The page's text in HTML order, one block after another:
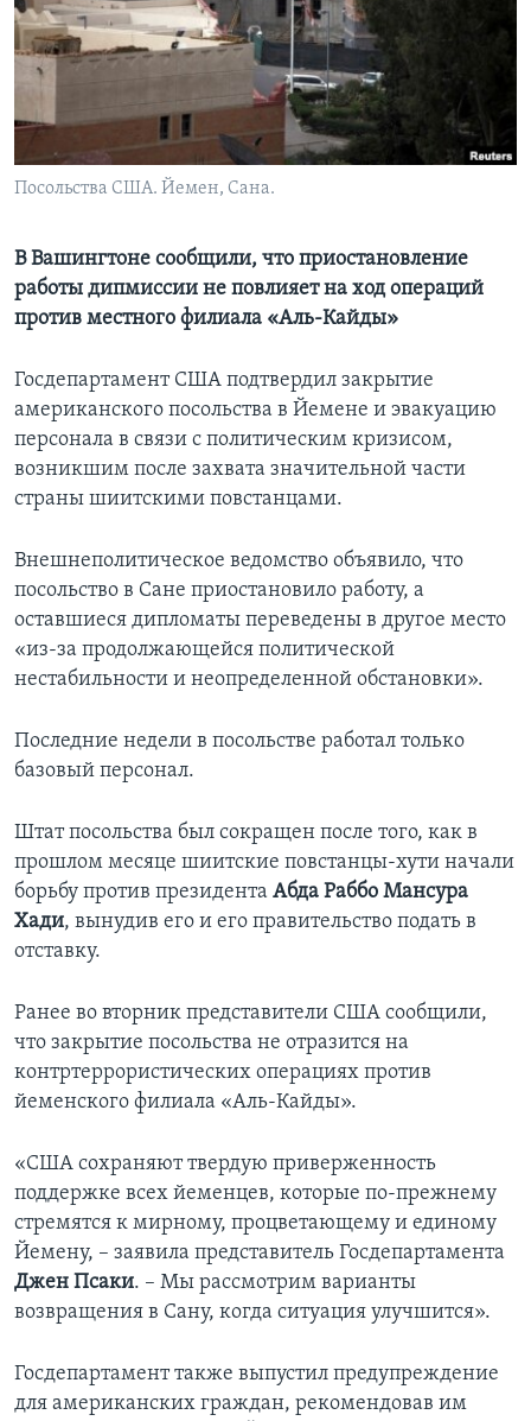
Learning English
СОЦИАЛЬНЫЕ СЕТИ
Посольства США. Йемен, Сана.
В Вашингтоне сообщили, что приостановление
работы дипмиссии не повлияет на ход операций
против местного филиала «Аль-Кайды»
Госдепартамент США подтвердил закрытие
американского посольства в Йемене и эвакуацию
персонала в связи с политическим кризисом,
возникшим после захвата значительной части
страны шиитскими повстанцами.
Внешнеполитическое ведомство объявило, что
посольство в Сане приостановило работу, а
оставшиеся дипломаты переведены в другое место
«из-за продолжающейся политической
нестабильности и неопределенной обстановки».
Последние недели в посольстве работал только
базовый персонал.
Штат посольства был сокращен после того, как в
прошлом месяце шиитские повстанцы-хути начали
борьбу против президента Абда Раббо Мансура
Хади, вынудив его и его правительство подать в
отставку.
Ранее во вторник представители США сообщили,
что закрытие посольства не отразится на
контртеррористических операциях против
йеменского филиала «Аль-Кайды».
«США сохраняют твердую приверженность
поддержке всех йеменцев, которые по-прежнему
стремятся к мирному, процветающему и единому
Йемену, – заявила представитель Госдепартамента
Джен Псаки. – Мы рассмотрим варианты
возвращения в Сану, когда ситуация улучшится».
Госдепартамент также выпустил предупреждение
для американских граждан, рекомендовав им